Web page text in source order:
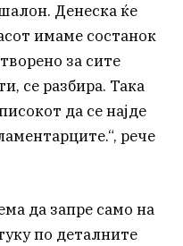
Денеска ќе
имаме состанок
за сите
се разбира. Така
да се најде
рече
да запре само на
по деталните